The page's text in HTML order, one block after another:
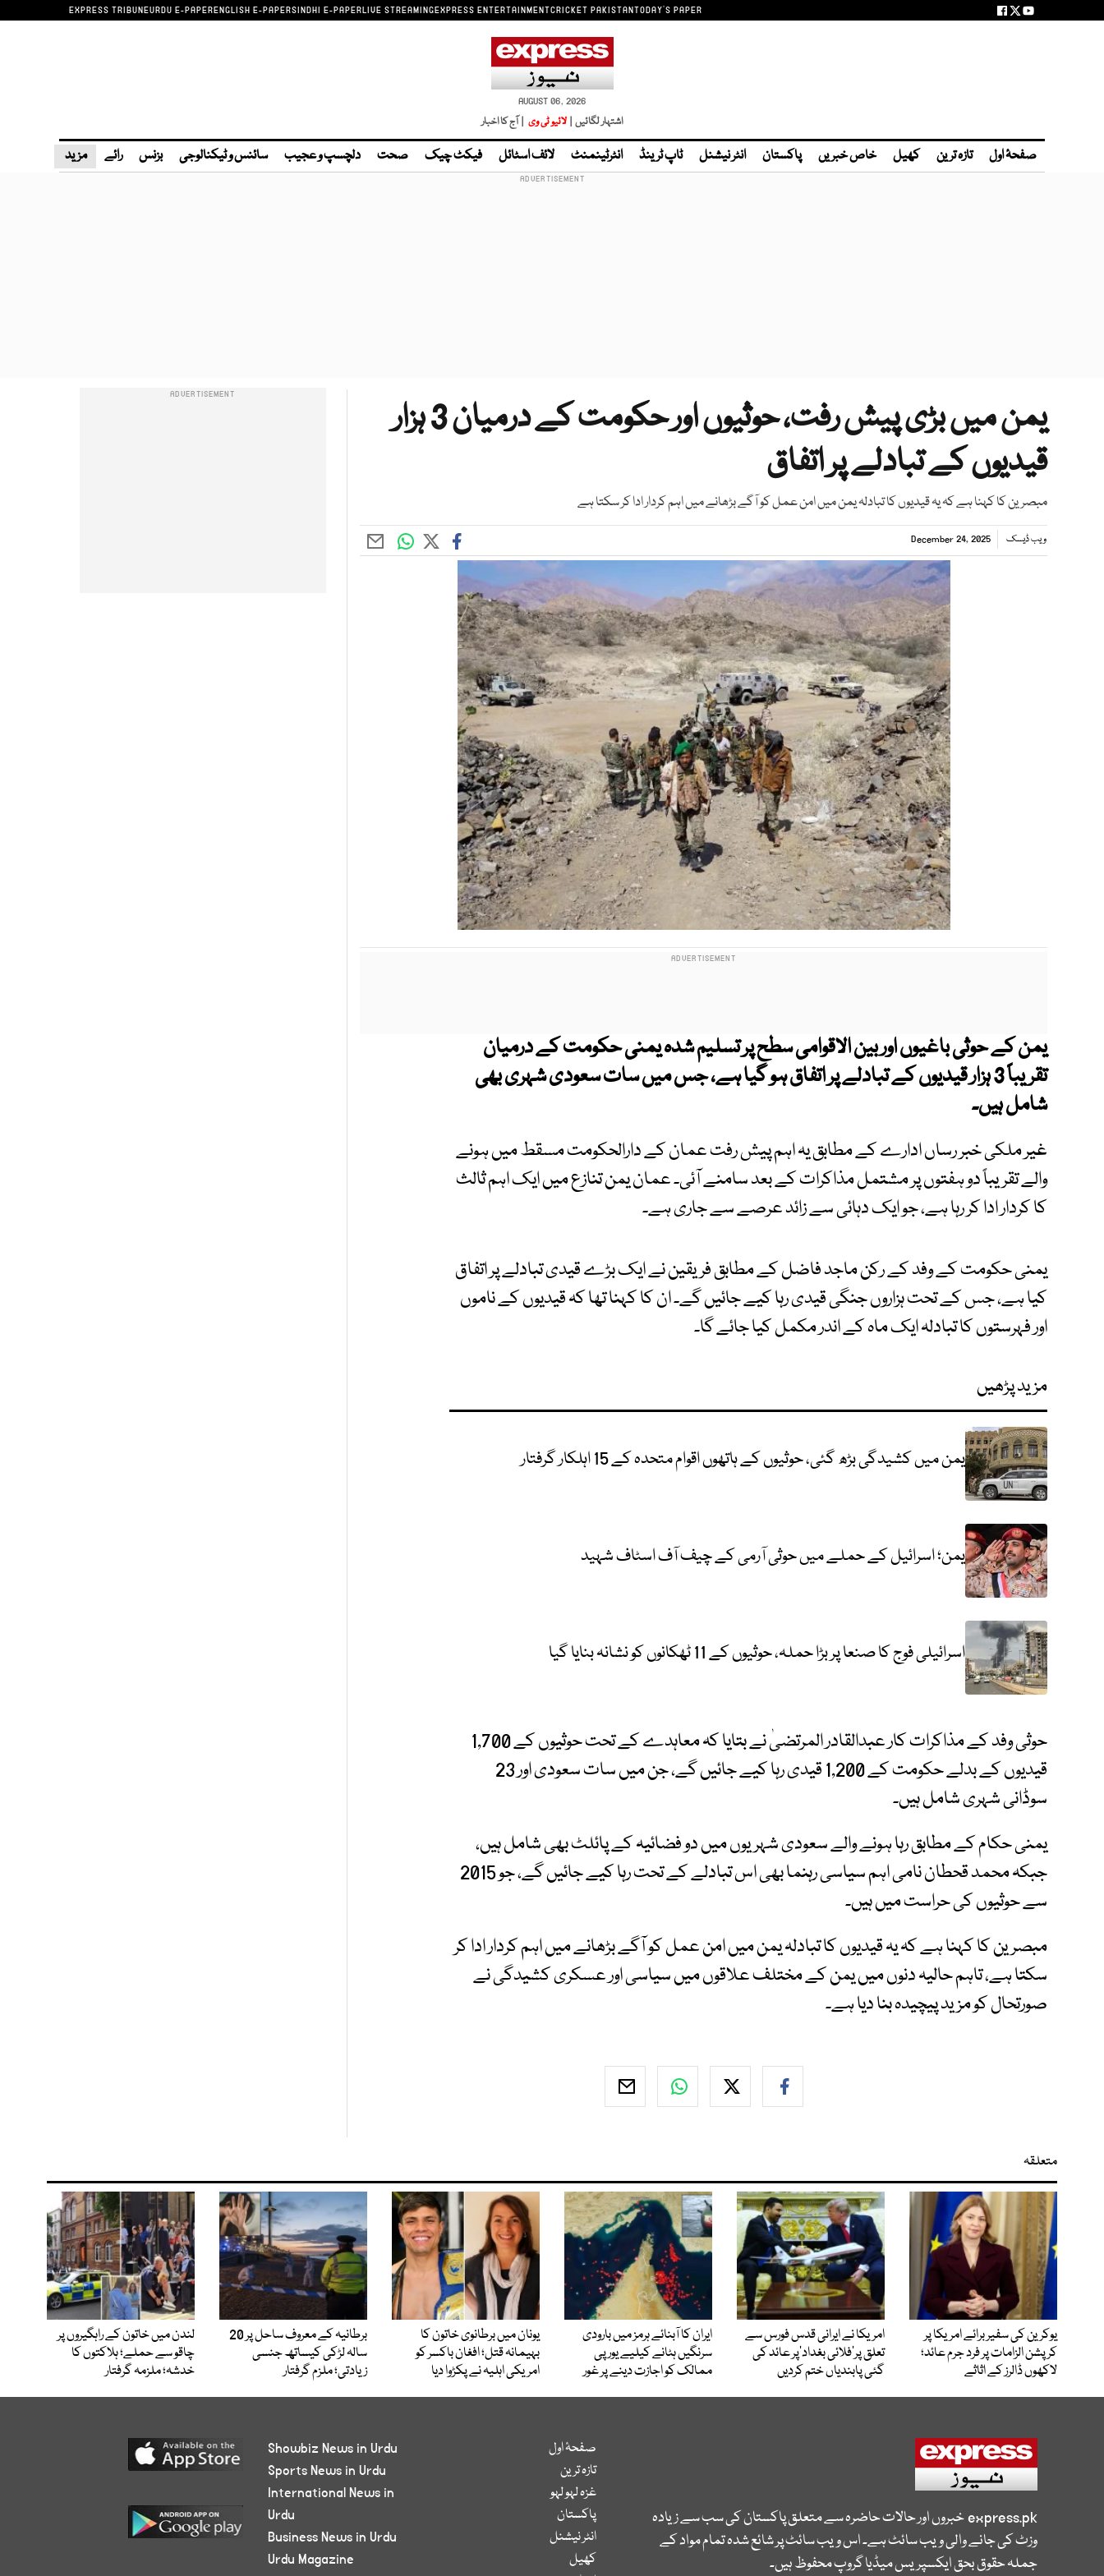
EXPRESS TRIBUNEURDU E-PAPERENGLISH E-PAPERSINDHI E-PAPERLIVE STREAMINGEXPRESS ENTERTAINMENTCRICKET PAKISTANTODAY'S PAPER
AUGUST 06, 2026
اشتہار لگائیں | لائیو ٹی وی | آج کا اخبار
صفحۂ اول تازہ ترین کھیل خاص خبریں پاکستان انٹر نیشنل ٹاپ ٹرینڈ انٹرٹینمنٹ لائف اسٹائل فیکٹ چیک صحت دلچسپ و عجیب سائنس و ٹیکنالوجی بزنس رائے مزید
یمن میں بڑی پیش رفت، حوثیوں اور حکومت کے درمیان 3 ہزار
قیدیوں کے تبادلے پر اتفاق
مبصرین کا کہنا ہے کہ یہ قیدیوں کا تبادلہ یمن میں امن عمل کو آگے بڑھانے میں اہم کردار ادا کر سکتا ہے
ویب ڈیسک December 24, 2025
یمن کے حوثی باغیوں اور بین الاقوامی سطح پر تسلیم شدہ یمنی حکومت کے درمیان
تقریباً 3 ہزار قیدیوں کے تبادلے پر اتفاق ہو گیا ہے، جس میں سات سعودی شہری بھی
شامل ہیں۔
غیر ملکی خبر رساں ادارے کے مطابق یہ اہم پیش رفت عمان کے دارالحکومت مسقط میں ہونے
والے تقریباً دو ہفتوں پر مشتمل مذاکرات کے بعد سامنے آئی۔ عمان یمن تنازع میں ایک اہم ثالث
کا کردار ادا کر رہا ہے، جو ایک دہائی سے زائد عرصے سے جاری ہے۔
یمنی حکومت کے وفد کے رکن ماجد فاضل کے مطابق فریقین نے ایک بڑے قیدی تبادلے پر اتفاق
کیا ہے، جس کے تحت ہزاروں جنگی قیدی رہا کیے جائیں گے۔ ان کا کہنا تھا کہ قیدیوں کے ناموں
اور فہرستوں کا تبادلہ ایک ماہ کے اندر مکمل کیا جائے گا۔
مزید پڑھیں
یمن میں کشیدگی بڑھ گئی، حوثیوں کے ہاتھوں اقوام متحدہ کے 15 اہلکار گرفتار
یمن؛ اسرائیل کے حملے میں حوثی آرمی کے چیف آف اسٹاف شہید
اسرائیلی فوج کا صنعا پر بڑا حملہ، حوثیوں کے 11 ٹھکانوں کو نشانہ بنایا گیا
حوثی وفد کے مذاکرات کار عبدالقادر المرتضیٰ نے بتایا کہ معاہدے کے تحت حوثیوں کے 1,700
قیدیوں کے بدلے حکومت کے 1,200 قیدی رہا کیے جائیں گے، جن میں سات سعودی اور 23
سوڈانی شہری شامل ہیں۔
یمنی حکام کے مطابق رہا ہونے والے سعودی شہریوں میں دو فضائیہ کے پائلٹ بھی شامل ہیں،
جبکہ محمد قحطان نامی اہم سیاسی رہنما بھی اس تبادلے کے تحت رہا کیے جائیں گے، جو 2015
سے حوثیوں کی حراست میں ہیں۔
مبصرین کا کہنا ہے کہ یہ قیدیوں کا تبادلہ یمن میں امن عمل کو آگے بڑھانے میں اہم کردار ادا کر
سکتا ہے، تاہم حالیہ دنوں میں یمن کے مختلف علاقوں میں سیاسی اور عسکری کشیدگی نے
صورتحال کو مزید پیچیدہ بنا دیا ہے۔
متعلقہ
یوکرین کی سفیر برائے امریکا پر
کرپشن الزامات پر فرد جرم عائد؛
لاکھوں ڈالرز کے اثاثے
امریکا نے ایرانی قدس فورس سے
تعلق پر’فلائی بغداد‘پر عائد کی
گئی پابندیاں ختم کردیں
ایران کا آبنائے ہرمز میں بارودی
سرنگیں ہٹانے کیلیے یورپی
ممالک کو اجازت دینے پر غور
یونان میں برطانوی خاتون کا
بہیمانہ قتل؛ افغان باکسر کو
امریکی اہلیہ نے پکڑوا دیا
برطانیہ کے معروف ساحل پر 20
سالہ لڑکی کیساتھ جنسی
زیادتی؛ ملزم گرفتار
لندن میں خاتون کے راہگیروں پر
چاقو سے حملے؛ ہلاکتوں کا
خدشہ؛ ملزمہ گرفتار
express.pkخبروں اور حالات حاضرہ سے متعلق پاکستان کی سب سے زیادہ
وزٹ کی جانے والی ویب سائٹ ہے۔ اس ویب سائٹ پر شائع شدہ تمام مواد کے
جملہ حقوق بحق ایکسپریس میڈیا گروپ محفوظ ہیں۔
صفحۂ اول
تازہ ترین
غزہ لہو لہو
پاکستان
انٹر نیشنل
کھیل
Showbiz News in Urdu
Sports News in Urdu
International News in
Urdu
Business News in Urdu
Urdu Magazine